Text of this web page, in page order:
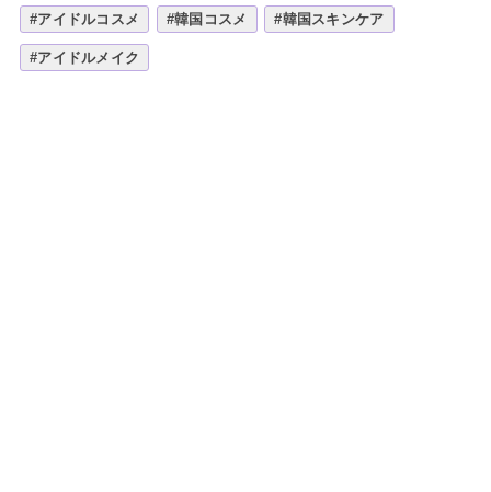
#アイドルコスメ #韓国コスメ #韓国スキンケア
#アイドルメイク